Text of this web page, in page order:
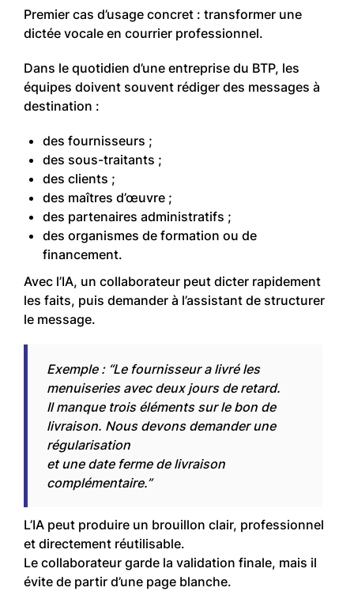
Premier cas d’usage concret : transformer une
dictée vocale en courrier professionnel.
Dans le quotidien d’une entreprise du BTP, les
équipes doivent souvent rédiger des messages à
destination :
des fournisseurs ;
des sous-traitants ;
des clients ;
des maîtres d’œuvre ;
des partenaires administratifs ;
des organismes de formation ou de
financement.
Avec l’IA, un collaborateur peut dicter rapidement
les faits, puis demander à l’assistant de structurer
le message.
Exemple : “Le fournisseur a livré les
menuiseries avec deux jours de retard.
Il manque trois éléments sur le bon de
livraison. Nous devons demander une
régularisation
et une date ferme de livraison
complémentaire.”
L’IA peut produire un brouillon clair, professionnel
et directement réutilisable.
Le collaborateur garde la validation finale, mais il
évite de partir d’une page blanche.